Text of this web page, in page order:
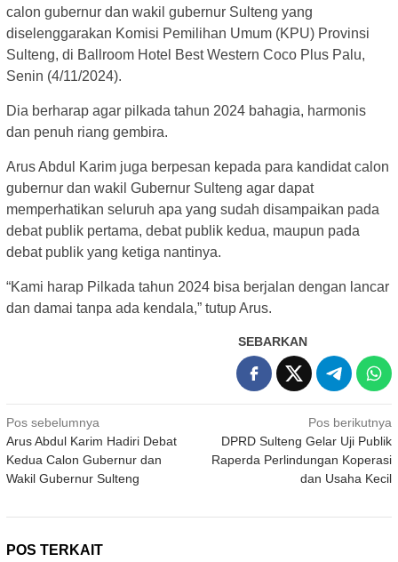
calon gubernur dan wakil gubernur Sulteng yang
diselenggarakan Komisi Pemilihan Umum (KPU) Provinsi
Sulteng, di Ballroom Hotel Best Western Coco Plus Palu,
Senin (4/11/2024).
Dia berharap agar pilkada tahun 2024 bahagia, harmonis
dan penuh riang gembira.
Arus Abdul Karim juga berpesan kepada para kandidat calon
gubernur dan wakil Gubernur Sulteng agar dapat
memperhatikan seluruh apa yang sudah disampaikan pada
debat publik pertama, debat publik kedua, maupun pada
debat publik yang ketiga nantinya.
“Kami harap Pilkada tahun 2024 bisa berjalan dengan lancar
dan damai tanpa ada kendala,” tutup Arus.
SEBARKAN
Navigasi
pos
Pos sebelumnya
Arus Abdul Karim Hadiri Debat
Kedua Calon Gubernur dan
Wakil Gubernur Sulteng
Pos berikutnya
DPRD Sulteng Gelar Uji Publik
Raperda Perlindungan Koperasi
dan Usaha Kecil
POS TERKAIT